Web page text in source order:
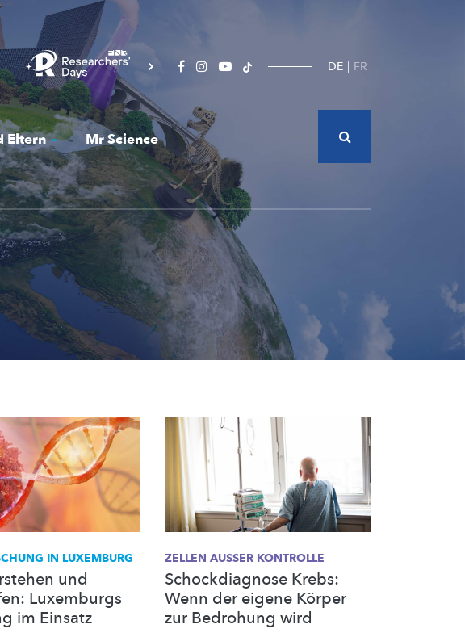
DE FR
Eltern Mr Science
IN LUXEMBURG
und
Luxemburgs
im Einsatz
ZELLEN AUSSER KONTROLLE
Schockdiagnose Krebs:
Wenn der eigene Körper
zur Bedrohung wird